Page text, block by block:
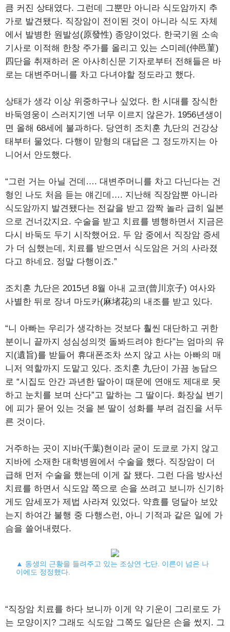
큼 커진 상태였다. 그런데 그뿐만 아니라 식도암까지 추
가로 발견됐다. 직장암이 전이된 것이 아니라 식도 자체
에서 발병한 원발성(原發性) 종양이었다. 한국기원 소속
기사로 이적해 한창 주가를 올리고 있는 스미레(仲邑菫)
四단을 취재하러 온 아사히신문 기자로부터 전해들은 바
로는 대변주머니를 차고 다녀야할 정도라고 했다.
상태가 생각 이상 위중하구나 싶었다. 한 시대를 장식한
바둑영웅이 스러지기엔 너무 이르지 않은가. 1956년생이
면 올해 68세에 불과하다. 당연히 조치훈 九단의 건강상
태부터 물었다. 다행이 맏형의 대답은 그 정도까지는 아
니어서 안도했다.
“그런 거는 아닐 건데…. 대변주머니를 차고 다닌다는 건
형인 나도 처음 듣는 얘긴데…. 지난해 직장암뿐 아니라
식도암까지 발견됐다는 전갈을 받고 깜짝 놀라 급히 일본
으로 건너갔지요. 수술을 받고 치료를 병행하면서 지금은
다시 바둑도 두기 시작했어요. 두 암 중에서 직장암 증세
가 더 심했는데, 치료를 받으면서 식도암은 거의 사라졌
다고 하네요. 정말 다행이죠.”
조치훈 九단은 2015년 8월 아내 교코(曾川京子) 여사와
사별한 뒤로 장녀 마도카(麻堵花)의 내조를 받고 있다.
“니 아빠는 우리가 생각하는 것보다 훨씬 대단하고 귀한
분이니 끝까지 성심성의껏 돌봐드려야 한다”는 엄마의 유
지(遺旨)를 받들어 휴대폰조차 쓰지 않고 사는 아빠의 매
니저 역할까지 도맡고 있다. 조치훈 九단이 가끔 농담으
로 “시집도 안간 과년한 딸아이 때문에 연애도 제대로 못
하고 눈치를 보며 산다”고 말하는 그 딸이다. 화장실 변기
에 피가 묻어 있는 것을 본 딸이 성화를 부려 검진을 서두
른 것이다.
거주하는 곳이 지바(千葉)현이라 굳이 도쿄로 가지 않고
지바에 소재한 대학병원에서 수술을 했다. 직장암이 더
급해 먼저 수술을 했는데 이게 잘 됐다. 그런 다음 방사선
치료를 하면서 식도암 쪽으로 손을 쓰려고 보니까 신기하
게도 암세포가 제법 사라져 있었다. 약효를 덩달아 보았
는지 하여간 불행 중 다행스런, 아니 기적과 같은 일에 가
슴을 쓸어내렸다.
▲ 동생의 근황을 들려주고 있는 조상연 七단. 이른이 넘은 나
이에도 정정했다.
“직장암 치료를 하다 보니까 이게 약 기운이 그리로도 가
는 모양이지? 그래도 식도암 그쪽도 일단은 손을 썼지. 그